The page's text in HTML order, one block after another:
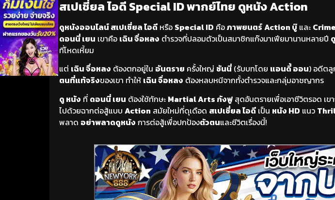
สเปเชี่ยล ไอดี Special ID พากย์ไทย ดูหนัง Action
ดูหนังออนไลน์ สเปเชี่ยล ไอดี หรือ Special ID คือภาพยนตร์Action บู๊ และ
ดอนนี่ เยน เขาคือ เฉิน จื่อหลง ตำรวจที่ปลอมตัวเป็นสมาชิกแก๊งมาเฟียมานานหลายปี
ที่โหดเหี้ยม
แต่ เฉิน จื่อหลง ต้องตกอยู่ใน อันตราย ครั้งใหญ่ ซันนี่ (รับบทโดย แอนดี้ ออน) อดีตลู
ตนที่แท้จริงของเขา ทำให้ เฉิน จื่อหลง ต้องหลบหนีจากทั้งตำรวจและกลุ่มอาชญากร
ดู หนัง ที่ ดอนนี่ เยน ต้องใช้ทักษะ Martial Arts กังฟู สุดอันตรายเพื่อเอาชีวิตรอด เข
ไปด้วยฉากต่อสู้แบบ Action สมัยใหม่ที่ดุเดือด สเปเชี่ยล ไอดี เป็น หนัง HD แนว
พลาด อย่าพลาดดูหนัง การต่อสู้เพื่อปกป้องตัวตนและชีวิตเรื่องนี้!